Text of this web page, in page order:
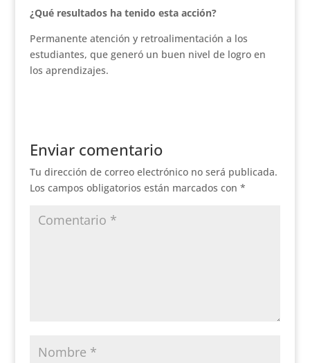
¿Qué resultados ha tenido esta acción?
Permanente atención y retroalimentación a los
estudiantes, que generó un buen nivel de logro en
los aprendizajes.
Enviar comentario
Tu dirección de correo electrónico no será publicada.
Los campos obligatorios están marcados con *